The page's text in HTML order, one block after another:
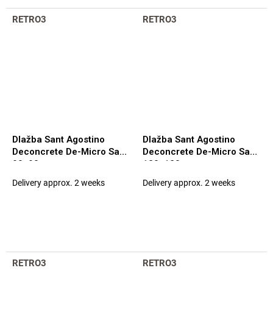
RETRO3
Dlažba Sant Agostino
Deconcrete De-Micro Sand
90x90
Delivery approx. 2 weeks
RETRO3
Dlažba Sant Agostino
Deconcrete De-Micro Sand
120x120
Delivery approx. 2 weeks
RETRO3 RETRO3